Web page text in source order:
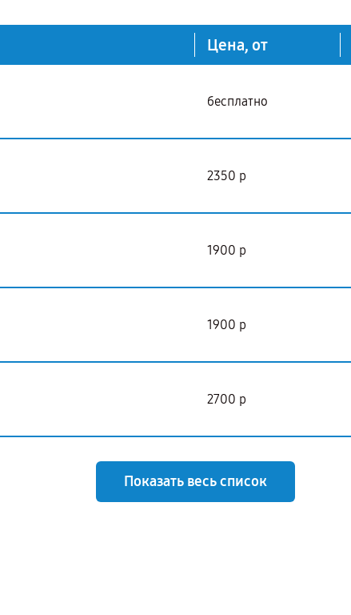
Цена, от
бесплатно
2350 р
1900 р
1900 р
2700 р
Показать весь список